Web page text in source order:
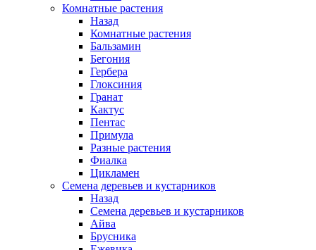
Комнатные растения
Назад
Комнатные растения
Бальзамин
Бегония
Гербера
Глоксиния
Гранат
Кактус
Пентас
Примула
Разные растения
Фиалка
Цикламен
Семена деревьев и кустарников
Назад
Семена деревьев и кустарников
Айва
Брусника